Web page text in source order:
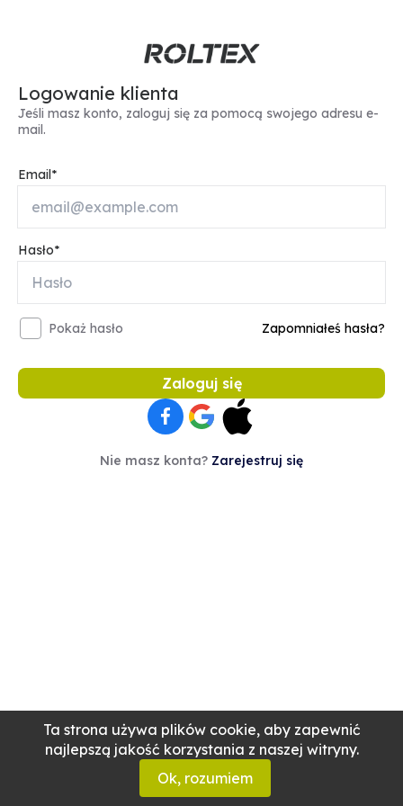
Ta strona używa plików cookie, aby zapewnić
najlepszą jakość korzystania z naszej witryny.
Ok, rozumiem
Logowanie klienta
Jeśli masz konto, zaloguj się za pomocą swojego adresu e-
mail.
Email
Hasło
Pokaż hasło Zapomniałeś hasła?
Zaloguj się
Nie masz konta? Zarejestruj się